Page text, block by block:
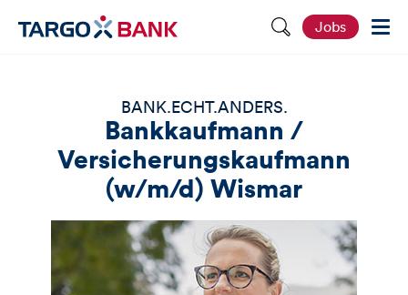
S
e
u
r
c
h
s
u
c
n
Jobs
BANK.ECHT.ANDERS.
Bankkaufmann /
Versicherungskaufmann
(w/m/d) Wismar